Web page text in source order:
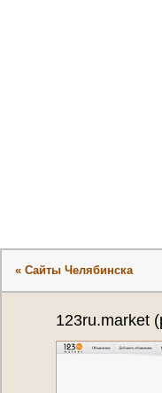
« Сайты Челябинска
123ru.market